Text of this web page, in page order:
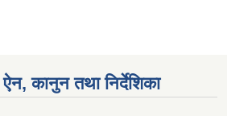
ऐन, कानुन तथा निर्देशिका